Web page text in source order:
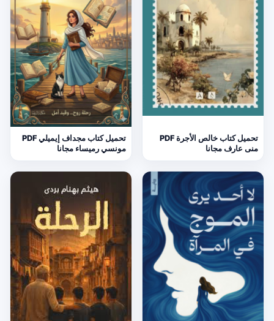
تحميل كتاب خالص الأجرة PDF
منى عارف مجانا
تحميل كتاب مجداف إيميلي PDF
مونسي رميساء مجانا